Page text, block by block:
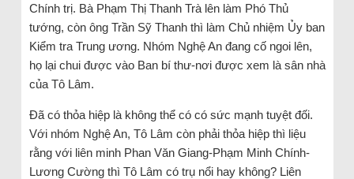
Chính trị. Bà Phạm Thị Thanh Trà lên làm Phó Thủ
tướng, còn ông Trần Sỹ Thanh thì làm Chủ nhiệm Ủy ban
Kiểm tra Trung ương. Nhóm Nghệ An đang cố ngoi lên,
họ lại chui được vào Ban bí thư-nơi được xem là sân nhà
của Tô Lâm.
Đã có thỏa hiệp là không thể có có sức mạnh tuyệt đối.
Với nhóm Nghệ An, Tô Lâm còn phải thỏa hiệp thì liệu
rằng với liên minh Phan Văn Giang-Phạm Minh Chính-
Lương Cường thì Tô Lâm có trụ nổi hay không? Liên